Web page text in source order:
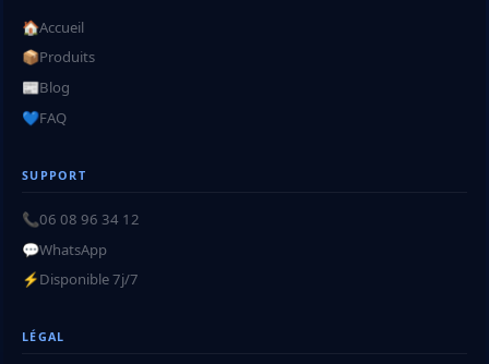
🏠Accueil
📦Produits
📰Blog
💙FAQ
SUPPORT
📞06 08 96 34 12
💬WhatsApp
⚡Disponible 7j/7
LÉGAL